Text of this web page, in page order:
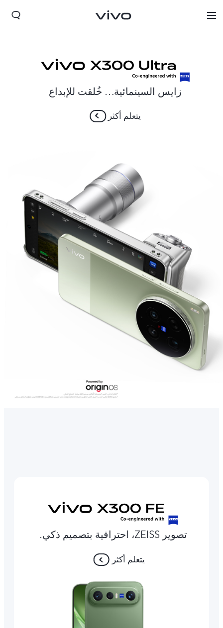
Qatar(ar) | حدد البلد/المنطقة
زايس السينمائية… خُلقت للإبداع
يتعلم أكثر
تصوير ZEISS، احترافية بتصميم ذكي.
يتعلم أكثر